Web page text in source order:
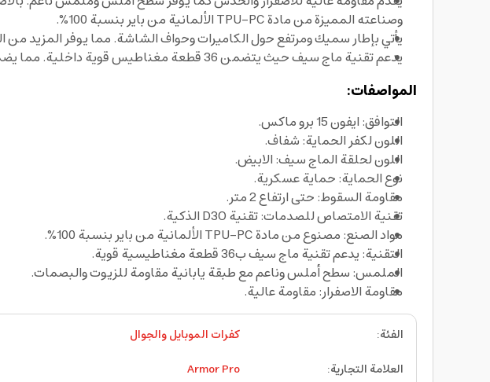
وصناعته المميزة من مادة TPU-PC الألمانية من باير بنسبة 100%.
يأتي بإطار سميك ومرتفع حول الكاميرات وحواف الشاشة. مما يوفر المزيد
يدعم تقنية ماج سيف حيث يتضمن 36 قطعة مغناطيس قوية داخلية. مما يضمن الثبات والتوافق التام مع ملحقات ماج سيف والشحن اللاسلكي بشكل مثالي.
المواصفات:
التوافق: ايفون 15 برو ماكس.
اللون لكفر الحماية: شفاف.
اللون لحلقة الماج سيف: الابيض.
نوع الحماية: حماية عسكرية.
مقاومة السقوط: حتى ارتفاع 2 متر.
تقنية الامتصاص للصدمات: تقنية D3O الذكية.
مواد الصنع: مصنوع من مادة TPU-PC الألمانية من باير بنسبة 100%.
التقنية: يدعم تقنية ماج سيف ب36 قطعة مغناطيسية قوية.
الملمس: سطح أملس وناعم مع طبقة يابانية مقاومة للزيوت والبصمات.
مقاومة الاصفرار: مقاومة عالية.
الفئة:
كفرات الموبايل والجوال
العلامة التجارية:
Armor Pro